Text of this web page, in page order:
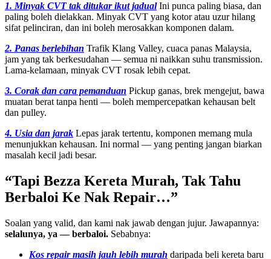
1. Minyak CVT tak ditukar ikut jadualIni punca paling biasa, dan
paling boleh dielakkan. Minyak CVT yang kotor atau uzur hilang
sifat pelinciran, dan ini boleh merosakkan komponen dalam.
2. Panas berlebihan Trafik Klang Valley, cuaca panas Malaysia,
jam yang tak berkesudahan — semua ni naikkan suhu transmission.
Lama-kelamaan, minyak CVT rosak lebih cepat.
3. Corak dan cara pemanduan Pickup ganas, brek mengejut, bawa
muatan berat tanpa henti — boleh mempercepatkan kehausan belt
dan pulley.
4. Usia dan jarak Lepas jarak tertentu, komponen memang mula
menunjukkan kehausan. Ini normal — yang penting jangan biarkan
masalah kecil jadi besar.
“Tapi Bezza Kereta Murah, Tak Tahu
Berbaloi Ke Nak Repair…”
Soalan yang valid, dan kami nak jawab dengan jujur. Jawapannya:
selalunya, ya — berbaloi. Sebabnya:
Kos repair masih jauh lebih murah daripada beli kereta baru